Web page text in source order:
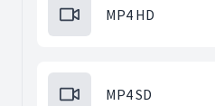
MP4 HD
MP4 SD